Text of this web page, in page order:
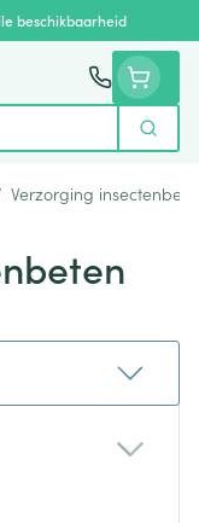
beschikbaarheid
Zoek
Verzorging